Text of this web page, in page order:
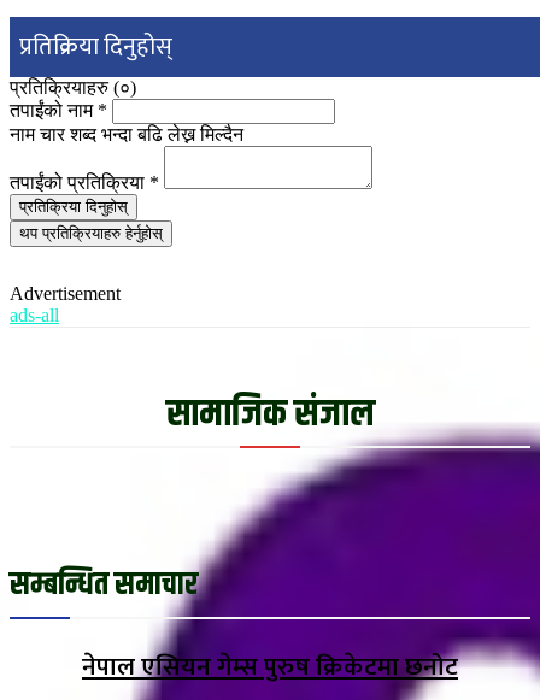
प्रतिक्रिया दिनुहोस्
प्रतिक्रियाहरु (०)
तपाईंको नाम *
नाम चार शब्द भन्दा बढि लेख्न मिल्दैन
तपाईंको प्रतिक्रिया *
प्रतिक्रिया दिनुहोस्
थप प्रतिक्रियाहरु हेर्नुहोस्
Advertisement
ads-all
सामाजिक संजाल
सम्बन्धित समाचार
नेपाल एसियन गेम्स पुरुष क्रिकेटमा छनोट